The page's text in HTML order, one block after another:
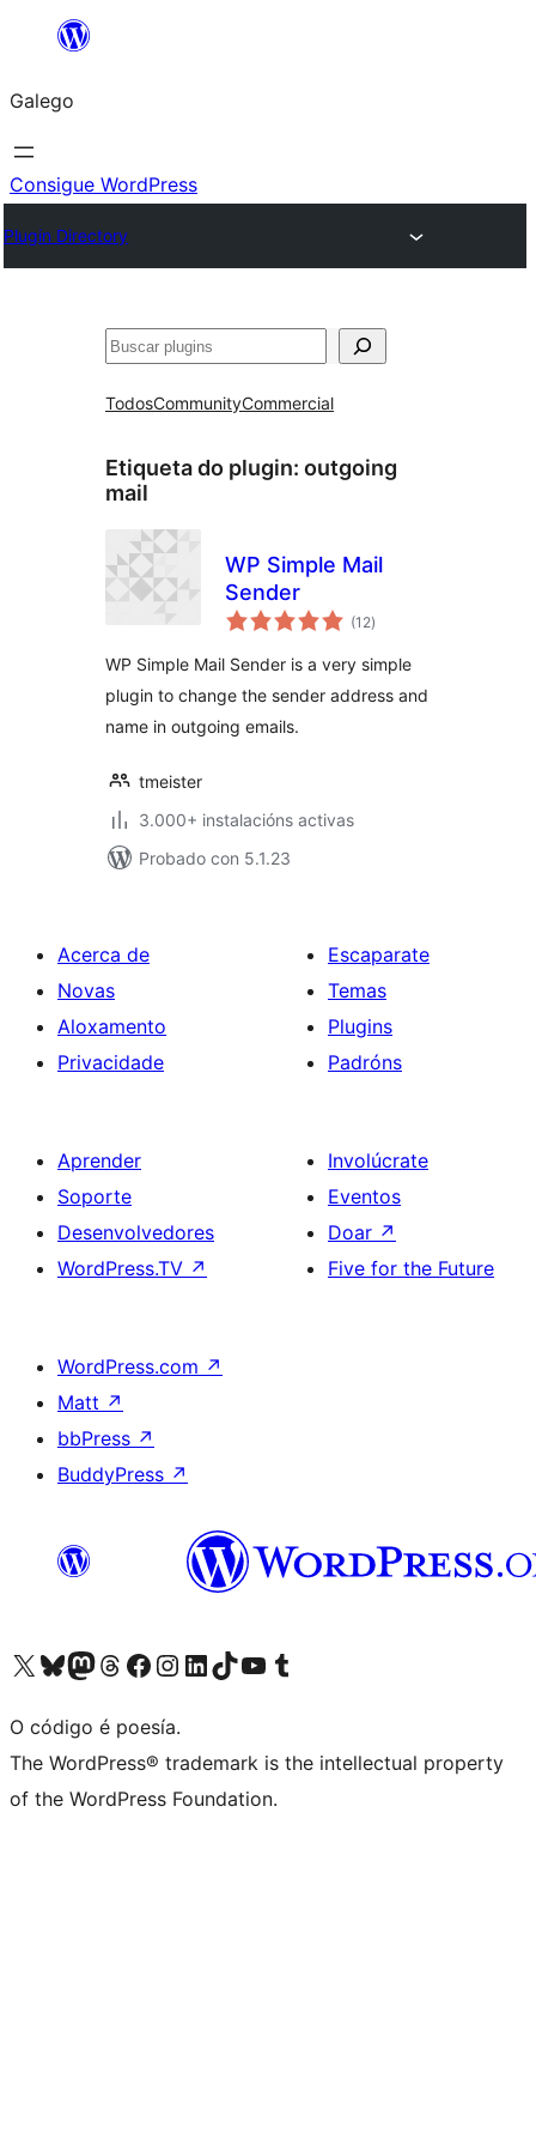
Saltar
contido
Galego
Consigue WordPress
Plugin Directory
Buscar
TodosCommunityCommercial
Etiqueta do plugin: outgoing
mail
WP Simple Mail
Sender
(12valoracións
totais
)
WP Simple Mail Sender is a very simple
plugin to change the sender address and
name in outgoing emails.
tmeister
3.000+ instalacións activas
Probado con 5.1.23
Acerca de
Novas
Aloxamento
Privacidade
Escaparate
Temas
Plugins
Padróns
Aprender
Soporte
Desenvolvedores
WordPress.TV ↗
Involúcrate
Eventos
Doar ↗
Five for the Future
WordPress.com ↗
Matt ↗
bbPress ↗
BuddyPress ↗
Visita la cuenta de X (anteriormente Twitter)
Visita a nosa conta de Bluesky
Visita a nosa conta de Mastodon
Visita a nosa conta de Threads
Visita a nosa páxina de Facebook
Visita a nosa conta de Instagram
Visita a nosa conta de LinkedIn
Visita a nosa conta de TikTok
Visita a nosa canle de YouTube
Visita a nosa conta de Tumblr
O código é poesía.
The WordPress® trademark is the intellectual property
of the WordPress Foundation.